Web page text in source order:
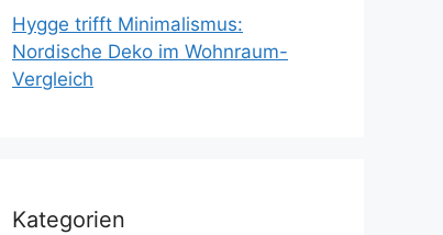
Hygge trifft Minimalismus:
Nordische Deko im Wohnraum-
Vergleich
Kategorien